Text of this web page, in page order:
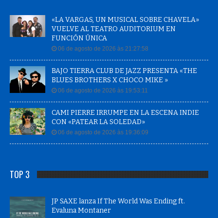
«LA VARGAS, UN MUSICAL SOBRE CHAVELA»
VUELVE AL TEATRO AUDITORIUM EN
FUNCIÓN ÚNICA
06 de agosto de 2026 às 21:27:58
BAJO TIERRA CLUB DE JAZZ PRESENTA «THE
BLUES BROTHERS X CHOCO MIKE »
06 de agosto de 2026 às 19:53:11
CAMI PIERRE IRRUMPE EN LA ESCENA INDIE
CON «PATEAR LA SOLEDAD»
06 de agosto de 2026 às 19:36:09
TOP 3
JP SAXE lanza If The World Was Ending ft.
Evaluna Montaner